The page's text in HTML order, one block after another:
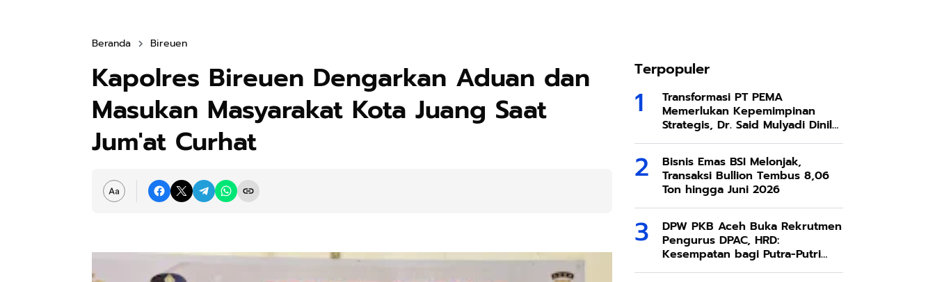
Beranda Bireuen
Kapolres Bireuen Dengarkan Aduan dan
Masukan Masyarakat Kota Juang Saat
Jum'at Curhat
Terpopuler
Transformasi PT PEMA
Memerlukan Kepemimpinan
Strategis, Dr. Said Mulyadi Dinilai
Memenuhi Kriteria
Bisnis Emas BSI Melonjak,
Transaksi Bullion Tembus 8,06
Ton hingga Juni 2026
DPW PKB Aceh Buka Rekrutmen
Pengurus DPAC, HRD:
Kesempatan bagi Putra-Putri
Terbaik Aceh